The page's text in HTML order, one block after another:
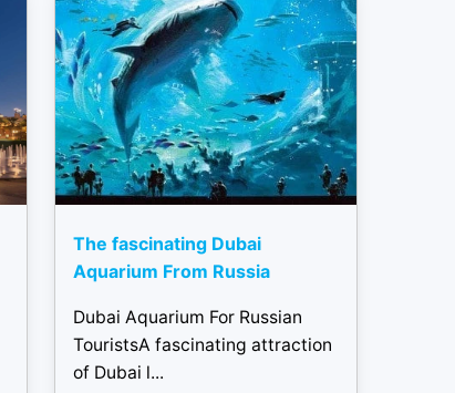
The fascinating Dubai
Aquarium From Russia
Dubai Aquarium For Russian
TouristsA fascinating attraction
of Dubai l...